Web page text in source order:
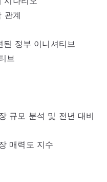
관계
된 정부 이니셔티브
브
규모 분석 및 전년 대비
매력도 지수